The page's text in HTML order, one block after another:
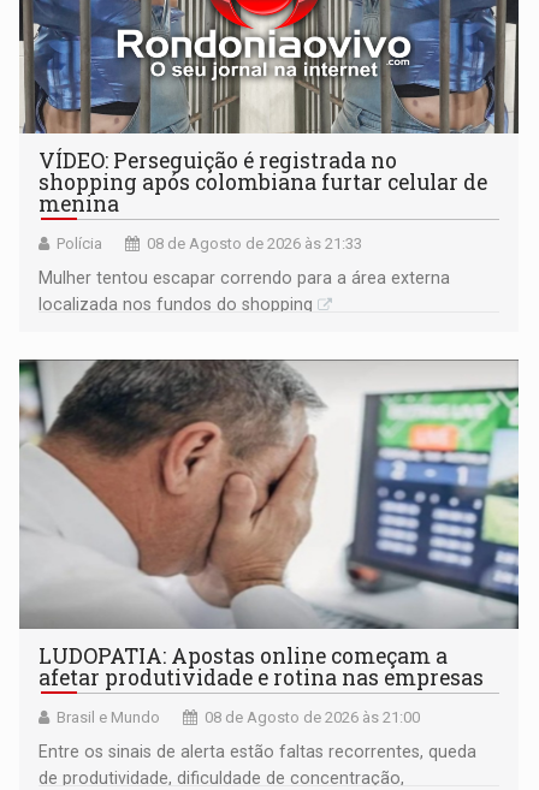
VÍDEO: Perseguição é registrada no
shopping após colombiana furtar celular de
menina
Polícia 08 de Agosto de 2026 às 21:33
Mulher tentou escapar correndo para a área externa
localizada nos fundos do shopping
LUDOPATIA: Apostas online começam a
afetar produtividade e rotina nas empresas
Brasil e Mundo 08 de Agosto de 2026 às 21:00
Entre os sinais de alerta estão faltas recorrentes, queda
de produtividade, dificuldade de concentração,